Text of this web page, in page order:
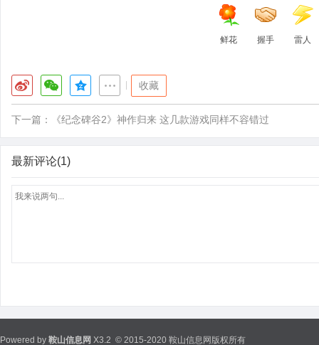
鲜花 握手 雷人
收藏
下一篇： 《纪念碑谷2》神作归来 这几款游戏同样不容错过
最新评论(1)
Powered by 鞍山信息网 X3.2 © 2015-2020 鞍山信息网版权所有